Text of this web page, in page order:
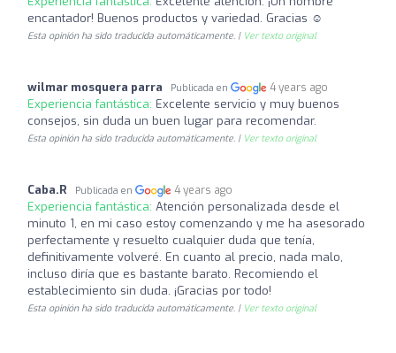
encantador! Buenos productos y variedad. Gracias ☺️
Esta opinión ha sido traducida automáticamente. | Ver texto original
wilmar mosquera parra Publicada en 4 years ago
Experiencia fantástica: Excelente servicio y muy buenos
consejos, sin duda un buen lugar para recomendar.
Esta opinión ha sido traducida automáticamente. | Ver texto original
Caba.R Publicada en 4 years ago
Experiencia fantástica: Atención personalizada desde el
minuto 1, en mi caso estoy comenzando y me ha asesorado
perfectamente y resuelto cualquier duda que tenía,
definitivamente volveré. En cuanto al precio, nada malo,
incluso diría que es bastante barato. Recomiendo el
establecimiento sin duda. ¡Gracias por todo!
Esta opinión ha sido traducida automáticamente. | Ver texto original